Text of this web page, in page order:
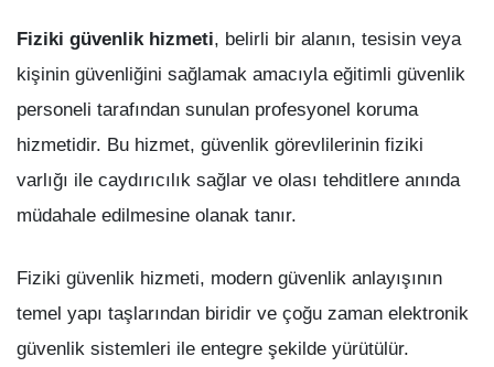
Fiziki güvenlik hizmeti, belirli bir alanın, tesisin veya
kişinin güvenliğini sağlamak amacıyla eğitimli güvenlik
personeli tarafından sunulan profesyonel koruma
hizmetidir. Bu hizmet, güvenlik görevlilerinin fiziki
varlığı ile caydırıcılık sağlar ve olası tehditlere anında
müdahale edilmesine olanak tanır.
Fiziki güvenlik hizmeti, modern güvenlik anlayışının
temel yapı taşlarından biridir ve çoğu zaman elektronik
güvenlik sistemleri ile entegre şekilde yürütülür.